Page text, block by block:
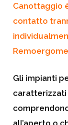
Canottaggio
contatto
Gli impianti
caratterizzati
all’aperto o